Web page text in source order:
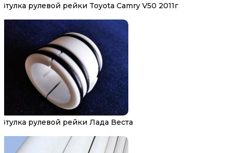
Втулка рулевой рейки Toyota Camry V50 2011г
Втулка рулевой рейки Лада Веста